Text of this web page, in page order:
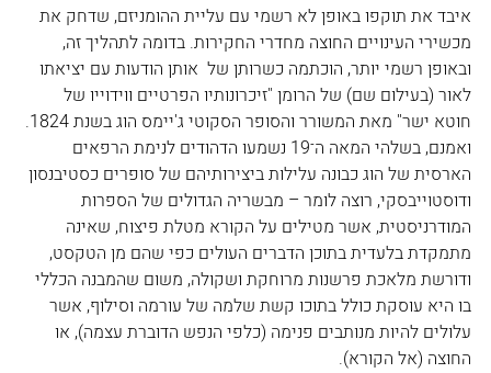
איבד את תוקפו באופן לא רשמי עם עליית ההומניזם, שדחק את
מכשירי העינויים החוצה מחדרי החקירות. בדומה לתהליך זה,
ובאופן רשמי יותר, הוכתמה כשרותן של  אותן הודעות עם יציאתו
לאור (בעילום שם) של הרומן "זיכרונותיו הפרטיים ווידוייו של
חוטא ישר" מאת המשורר והסופר הסקוטי ג'יימס הוג בשנת 1824.
ואמנם, בשלהי המאה ה־19 נשמעו הדהודים לנימת הרפאים
הארסית של הוג כבונה עלילות ביצירותיהם של סופרים כסטיבנסון
ודוסטוייבסקי, רוצה לומר – מבשריה הגדולים של הספרות
המודרניסטית, אשר מטילים על הקורא מטלת פיצוח, שאינה
מתמקדת בלעדית בתוכן הדברים העולים כפי שהם מן הטקסט,
ודורשת מלאכת פרשנות מרוחקת ושקולה, משום שהמבנה הכללי
בו היא עוסקת כולל בתוכו קשת שלמה של עורמה וסילוף, אשר
עלולים להיות מנותבים פנימה (כלפי הנפש הדוברת עצמה), או
החוצה (אל הקורא).